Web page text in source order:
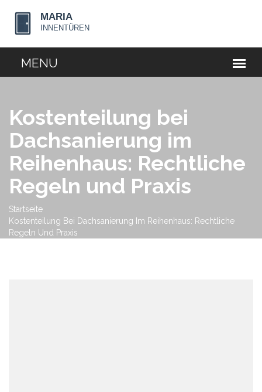
Kostenteilung bei
Dachsanierung im
Reihenhaus: Rechtliche
Regeln und Praxis
Startseite
Kostenteilung Bei Dachsanierung Im Reihenhaus: Rechtliche
Regeln Und Praxis